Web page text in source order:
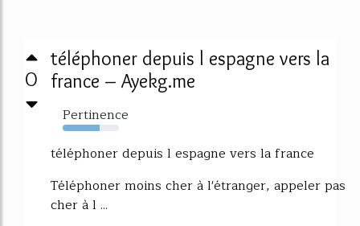
0
téléphoner depuis l espagne vers la
france – Ayekg.me
Pertinence
66%
téléphoner depuis l espagne vers la france
Téléphoner moins cher à l'étranger, appeler pas
cher à l ...